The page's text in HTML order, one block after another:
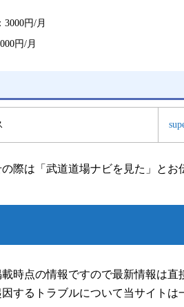
円/月
円/月
際は「武道道場ナビを見た」とお
時点の情報ですので最新情報は直
するトラブルについて当サイトは